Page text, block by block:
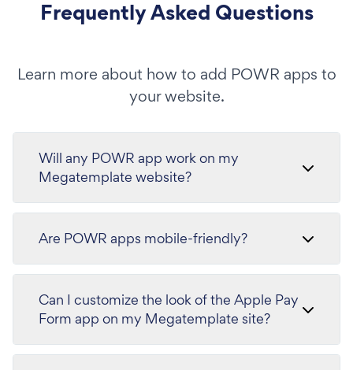
Frequently Asked Questions
Learn more about how to add POWR apps to
your website.
Will any POWR app work on my
Megatemplate website?
Are POWR apps mobile-friendly?
Can I customize the look of the Apple Pay
Form app on my Megatemplate site?